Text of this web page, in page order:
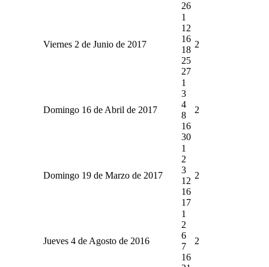
26
Viernes 2 de Junio de 2017
1
12
16
18
25
27
2
Domingo 16 de Abril de 2017
1
3
4
8
16
30
2
Domingo 19 de Marzo de 2017
1
2
3
12
16
17
2
Jueves 4 de Agosto de 2016
1
2
6
7
16
2